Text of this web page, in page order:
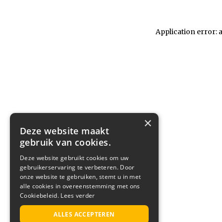
Application error:
×
Deze website maakt
gebruik van cookies.
Deze website gebruikt cookies om uw
gebruikerservaring te verbeteren. Door
onze website te gebruiken, stemt u in met
alle cookies in overeenstemming met ons
Cookiebeleid. Lees verder
ALLES ACCEPTEREN